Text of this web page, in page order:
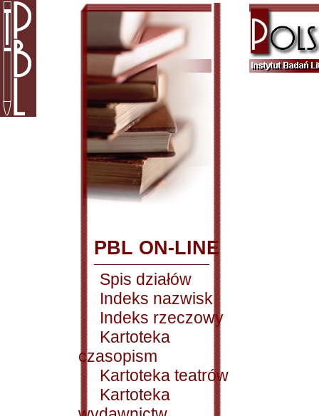
PBL ON-LINE
Spis działów
Indeks nazwisk
Indeks rzeczowy
Kartoteka
czasopism
Kartoteka teatrów
Kartoteka